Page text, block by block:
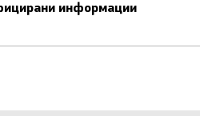
информации